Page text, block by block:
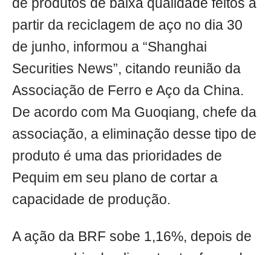
de produtos de baixa qualidade feitos a
partir da reciclagem de aço no dia 30
de junho, informou a “Shanghai
Securities News”, citando reunião da
Associação de Ferro e Aço da China.
De acordo com Ma Guoqiang, chefe da
associação, a eliminação desse tipo de
produto é uma das prioridades de
Pequim em seu plano de cortar a
capacidade de produção.
A ação da BRF sobe 1,16%, depois de